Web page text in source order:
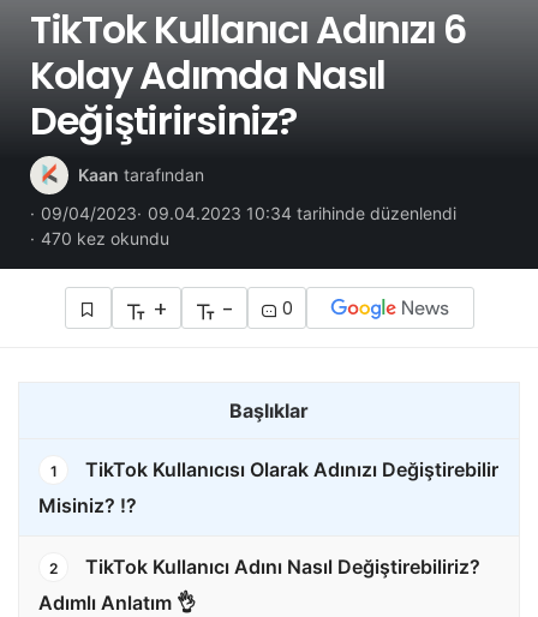
TikTok Kullanıcı Adınızı 6
Kolay Adımda Nasıl
Değiştirirsiniz?
Kaan tarafından
09/04/2023
09.04.2023 10:34 tarihinde düzenlendi
470 kez okundu
+ - 0
Başlıklar
1
TikTok Kullanıcısı Olarak Adınızı Değiştirebilir
Misiniz? ⁉️
2
TikTok Kullanıcı Adını Nasıl Değiştirebiliriz?
Adımlı Anlatım 👌